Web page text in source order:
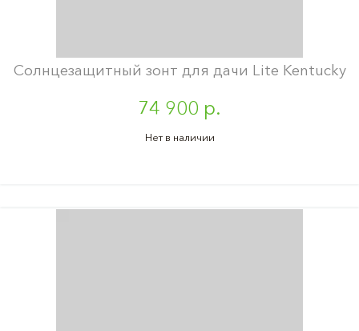
Солнцезащитный зонт для дачи Lite Kentucky
74 900 р.
Нет в наличии